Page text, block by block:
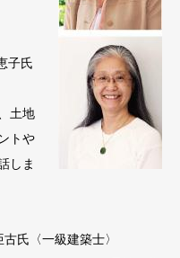
子氏
土地
トや
しま
氏〈一級建築士〉